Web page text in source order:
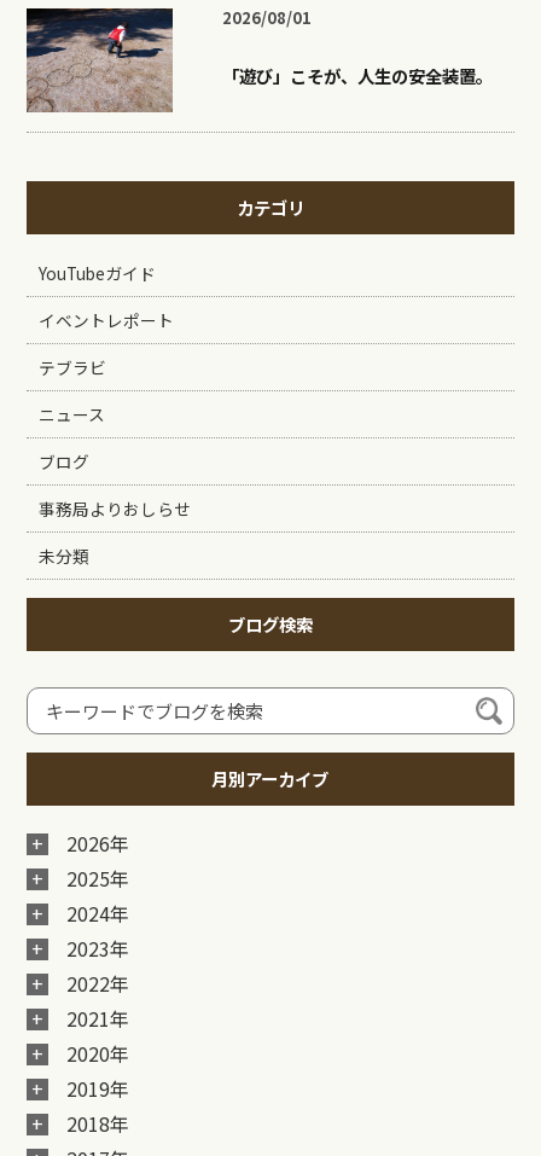
2026/08/01
「遊び」こそが、人生の安全装置。
カテゴリ
YouTubeガイド
イベントレポート
テブラビ
ニュース
ブログ
事務局よりおしらせ
未分類
ブログ検索
月別アーカイブ
2026年
2025年
2024年
2023年
2022年
2021年
2020年
2019年
2018年